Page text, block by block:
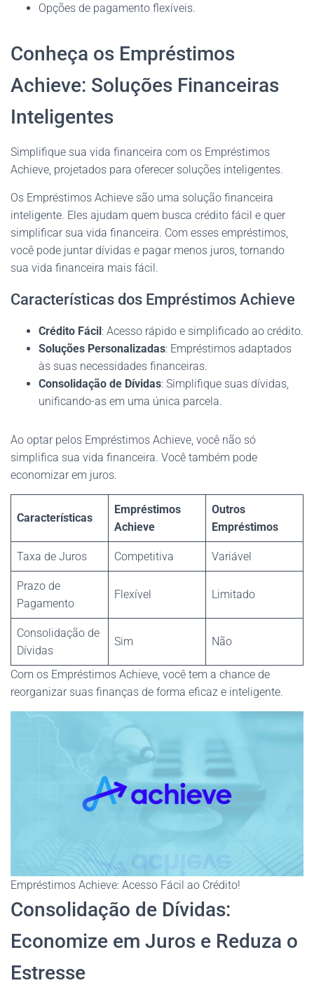
Opções de pagamento flexíveis.
Conheça os Empréstimos
Achieve: Soluções Financeiras
Inteligentes
Simplifique sua vida financeira com os Empréstimos
Achieve, projetados para oferecer soluções inteligentes.
Os Empréstimos Achieve são uma solução financeira
inteligente. Eles ajudam quem busca crédito fácil e quer
simplificar sua vida financeira. Com esses empréstimos,
você pode juntar dívidas e pagar menos juros, tornando
sua vida financeira mais fácil.
Características dos Empréstimos Achieve
Crédito Fácil: Acesso rápido e simplificado ao crédito.
Soluções Personalizadas: Empréstimos adaptados
às suas necessidades financeiras.
Consolidação de Dívidas: Simplifique suas dívidas,
unificando-as em uma única parcela.
Ao optar pelos Empréstimos Achieve, você não só
simplifica sua vida financeira. Você também pode
economizar em juros.
Características
Empréstimos
Achieve
Outros
Empréstimos
Taxa de Juros Competitiva Variável
Prazo de
Pagamento
Flexível Limitado
Consolidação de
Dívidas
Sim Não
Com os Empréstimos Achieve, você tem a chance de
reorganizar suas finanças de forma eficaz e inteligente.
Empréstimos Achieve: Acesso Fácil ao Crédito!
Consolidação de Dívidas:
Economize em Juros e Reduza o
Estresse